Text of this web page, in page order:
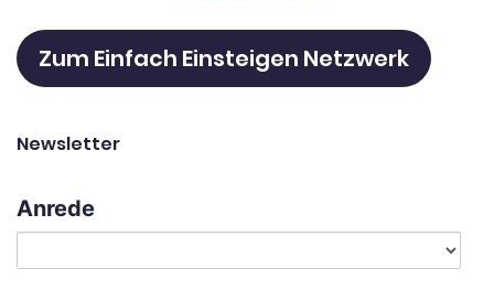
Zum Einfach Einsteigen Netzwerk
Newsletter
Anrede